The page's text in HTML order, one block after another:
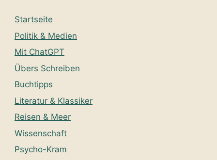
Startseite
Politik & Medien
Mit ChatGPT
Übers Schreiben
Buchtipps
Literatur & Klassiker
Reisen & Meer
Wissenschaft
Psycho-Kram